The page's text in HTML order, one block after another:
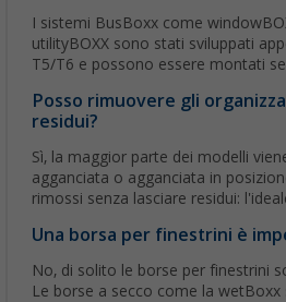
I sistemi BusBoxx come
utilityBOXX sono stati sviluppati
T5/T6 e possono essere montati
Posso rimuovere gli
residui?
Sì, la maggior parte dei modelli
agganciata o agganciata in
rimossi senza lasciare residui:
Una borsa per finestrini è
No, di solito le borse per finestrini
Le borse a secco come la